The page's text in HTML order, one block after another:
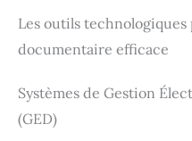
Les outils
documentaire efficace
Systèmes de Gestion
(GED)